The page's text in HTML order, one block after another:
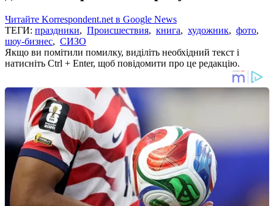
Читайте Korrespondent.net в Google News
ТЕГИ: праздники, Происшествия, книга, художник, фото,
шоу-бизнес, СИЗО
Якщо ви помітили помилку, виділіть необхідний текст і
натисніть Ctrl + Enter, щоб повідомити про це редакцію.